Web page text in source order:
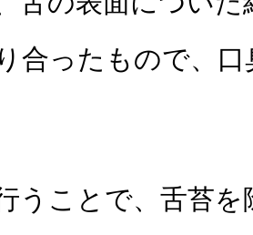
合ったもので、
うことで、舌苔を